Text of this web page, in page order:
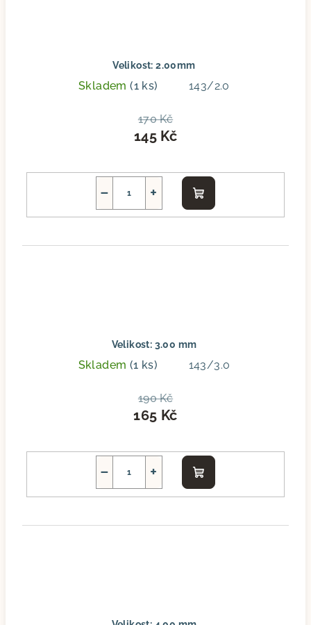
Velikost: 2.00mm
Skladem(1 ks) 143/2.0
170 Kč
145 Kč
+
−
Do
košíku
Velikost: 3.00 mm
Skladem (1 ks) 143/3.0
190 Kč
165 Kč
+
−
Do
košíku